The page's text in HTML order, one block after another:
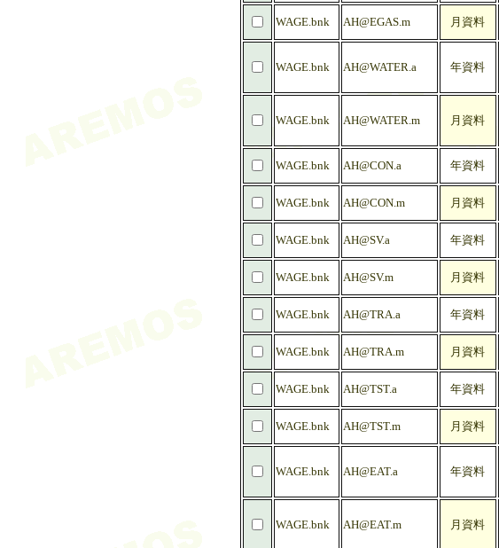
WAGE.bnk AH@EGAS.m 月資料
WAGE.bnk AH@WATER.a 年資料
WAGE.bnk AH@WATER.m 月資料
WAGE.bnk AH@CON.a 年資料
WAGE.bnk AH@CON.m 月資料
WAGE.bnk AH@SV.a 年資料
WAGE.bnk AH@SV.m 月資料
WAGE.bnk AH@TRA.a 年資料
WAGE.bnk AH@TRA.m 月資料
WAGE.bnk AH@TST.a 年資料
WAGE.bnk AH@TST.m 月資料
WAGE.bnk AH@EAT.a 年資料
WAGE.bnk AH@EAT.m 月資料